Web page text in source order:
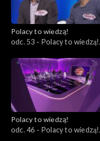
Polacy to wiedzą!
odc. 53 - Polacy to wiedzą!
Polacy to wiedzą!
odc. 46 - Polacy to wiedzą!